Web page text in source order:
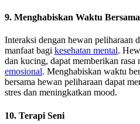
9. Menghabiskan Waktu
Interaksi dengan hewan peliharaan
manfaat bagi kesehatan mental.
dan kucing, dapat memberikan rasa
emosional. Menghabiskan waktu
bersama hewan peliharaan dapat
stres dan meningkatkan mood.
10. Terapi Seni